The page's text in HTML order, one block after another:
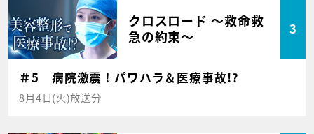
クロスロード ～救命救
急の約束～
3
＃5 病院激震！パワハラ＆医療事故!?
8月4日(火)放送分